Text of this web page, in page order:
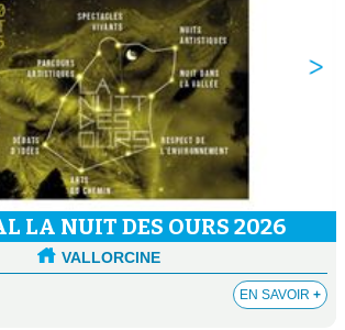
LA NUIT DES OURS 2026
VALLORCINE
EN SAVOIR +